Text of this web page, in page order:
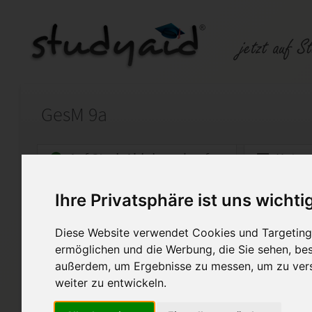
Ihre Privatsphäre ist uns
Diese Website verwendet Cookies und
ermöglichen und die Werbung, die Sie sehen,
außerdem, um Ergebnisse zu messen, um zu
weiter zu entwickeln.
GesM 9a
Auf StudyAid.de verkaufen
Startseite Abitur und Hochschule
GesM 9a / 0215 K09
Note: 1
Ich untersage und bitte